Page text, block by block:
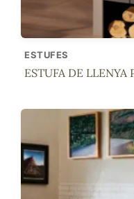
ESTUFES
ESTUFA DE LLENYA